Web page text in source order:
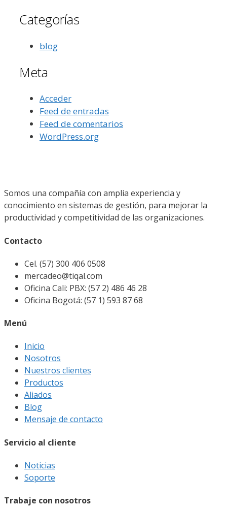
Categorías
blog
Meta
Acceder
Feed de entradas
Feed de comentarios
WordPress.org
Somos una compañía con amplia experiencia y
conocimiento en sistemas de gestión, para mejorar la
productividad y competitividad de las organizaciones.
Contacto
Cel. (57) 300 406 0508
mercadeo@tiqal.com
Oficina Cali: PBX: (57 2) 486 46 28
Oficina Bogotá: (57 1) 593 87 68
Menú
Inicio
Nosotros
Nuestros clientes
Productos
Aliados
Blog
Mensaje de contacto
Servicio al cliente
Noticias
Soporte
Trabaje con nosotros